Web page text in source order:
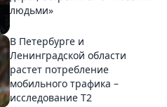
людьми»
В Петербурге и
Ленинградской области
растет потребление
мобильного трафика –
исследование T2